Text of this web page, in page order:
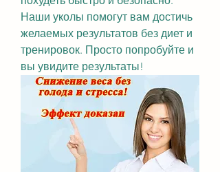
Наши уколы помогут вам достичь
желаемых результатов без диет и
тренировок. Просто попробуйте и
вы увидите результаты!